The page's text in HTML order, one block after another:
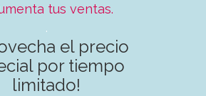
tus ventas.
.
el precio
por tiempo
limitado!